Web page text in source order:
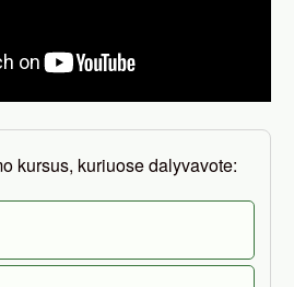
kursus, kuriuose dalyvavote: